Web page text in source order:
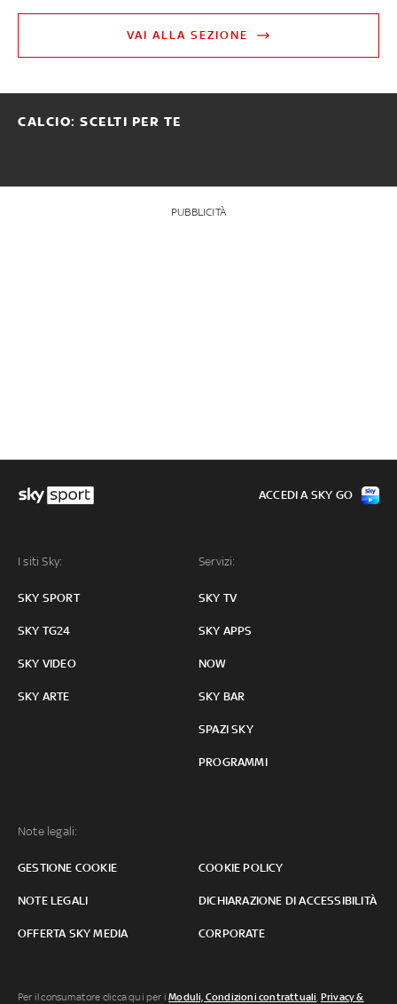
VAI ALLA SEZIONE
CALCIO: SCELTI PER TE
PUBBLICITÀ
I siti Sky:
SKY SPORT
SKY TG24
SKY VIDEO
SKY ARTE
Servizi:
SKY TV
SKY APPS
NOW
SKY BAR
SPAZI SKY
PROGRAMMI
Note legali:
GESTIONE COOKIE COOKIE POLICY
NOTE LEGALI DICHIARAZIONE DI ACCESSIBILITÀ
OFFERTA SKY MEDIA CORPORATE
ACCEDI A SKY GO
Per il consumatore clicca qui per iModuli, Condizioni contrattuali Privacy &